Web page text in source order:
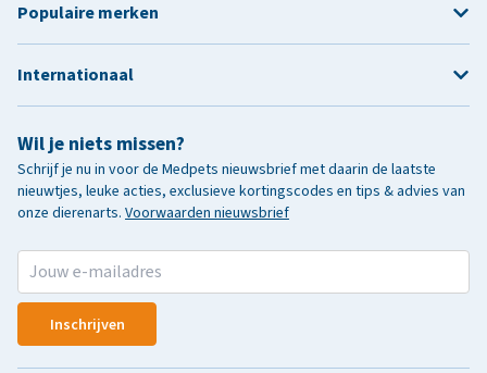
Wil je niets missen?
Schrijf je nu in voor de Medpets nieuwsbrief met daarin de laatste
nieuwtjes, leuke acties, exclusieve kortingscodes en tips & advies van
onze dierenarts. Voorwaarden nieuwsbrief
Inschrijven
Populaire merken
Internationaal